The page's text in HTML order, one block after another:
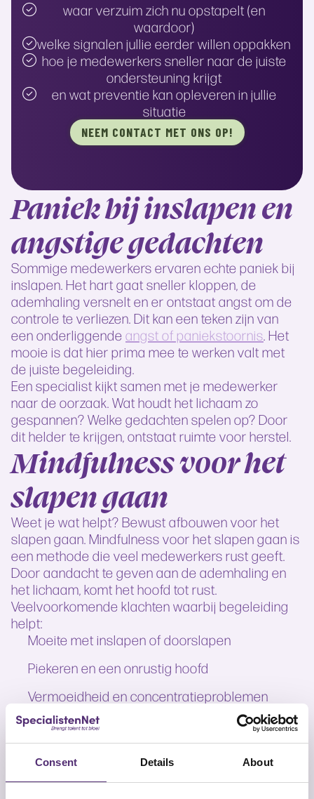
Consent Details About
waar verzuim zich nu opstapelt (en
waardoor)
welke signalen jullie eerder willen oppakken
hoe je medewerkers sneller naar de juiste
ondersteuning krijgt
en wat preventie kan opleveren in jullie
situatie
NEEM CONTACT MET ONS OP!
Paniek bij inslapen en
angstige gedachten
Sommige medewerkers ervaren echte paniek bij
inslapen. Het hart gaat sneller kloppen, de
ademhaling versnelt en er ontstaat angst om de
controle te verliezen. Dit kan een teken zijn van
een onderliggende angst of paniekstoornis. Het
mooie is dat hier prima mee te werken valt met
de juiste begeleiding.
Een specialist kijkt samen met je medewerker
naar de oorzaak. Wat houdt het lichaam zo
gespannen? Welke gedachten spelen op? Door
dit helder te krijgen, ontstaat ruimte voor herstel.
Mindfulness voor het
slapen gaan
Weet je wat helpt? Bewust afbouwen voor het
slapen gaan. Mindfulness voor het slapen gaan is
een methode die veel medewerkers rust geeft.
Door aandacht te geven aan de ademhaling en
het lichaam, komt het hoofd tot rust.
Veelvoorkomende klachten waarbij begeleiding
helpt:
Moeite met inslapen of doorslapen
Piekeren en een onrustig hoofd
Vermoeidheid en concentratieproblemen
overdag
Spanning of paniek rondom de nacht
Begeleiding bij